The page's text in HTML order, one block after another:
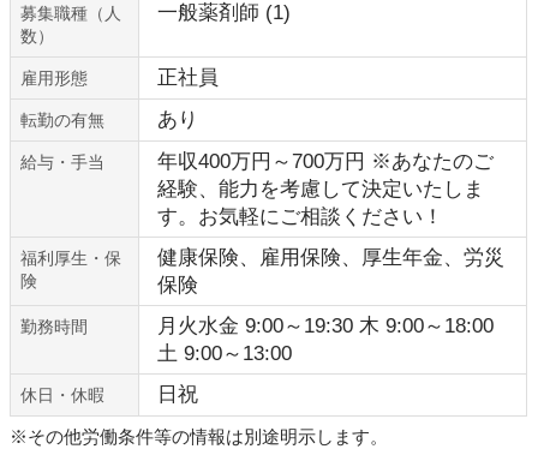
募集職種（人
数）
一般薬剤師 (1)
雇用形態 正社員
転勤の有無 あり
給与・手当
年収400万円～700万円 ※あなたのご
経験、能力を考慮して決定いたしま
す。お気軽にご相談ください！
福利厚生・保
険
健康保険、雇用保険、厚生年金、労災
保険
勤務時間
月火水金 9:00～19:30 木 9:00～18:00
土 9:00～13:00
休日・休暇 日祝
※その他労働条件等の情報は別途明示します。